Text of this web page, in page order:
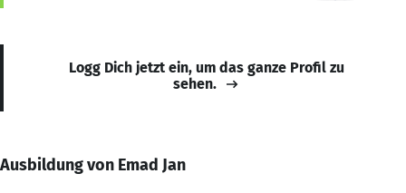
Logg Dich jetzt ein, um das ganze Profil zu
sehen.
Ausbildung von Emad Jan